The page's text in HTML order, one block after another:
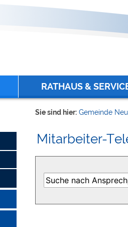
zur Startseitespringen.
RATHAUS &
Sie sind hier: Gemeinde
Mitarbeiter-